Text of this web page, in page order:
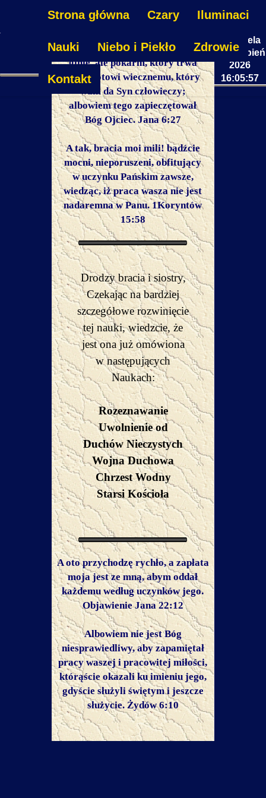
Strona główna Czary Iluminaci
Nauki Niebo i Piekło Zdrowie
Kontakt
Sprawujcież nie pokarm, który
ginie, ale pokarm, który trwa
ku żywotowi wiecznemu, który
wam da Syn człowieczy;
albowiem tego zapieczętował
Bóg Ojciec. Jana 6:27
A tak, bracia moi mili! bądźcie
mocni, nieporuszeni, obfitujący
w uczynku Pańskim zawsze,
wiedząc, iż praca wasza nie jest
nadaremna w Panu. 1Koryntów
15:58
Drodzy bracia i siostry,
Czekając na bardziej
szczegółowe rozwinięcie
tej nauki, wiedzcie, że
jest ona już omówiona
w następujących
Naukach:
Rozeznawanie
Uwolnienie od
Duchów Nieczystych
Wojna Duchowa
Chrzest Wodny
Starsi Kościoła
A oto przychodzę rychło, a zapłata
moja jest ze mną, abym oddał
każdemu według uczynków jego.
Objawienie Jana 22:12
Albowiem nie jest Bóg
niesprawiedliwy, aby zapamiętał
pracy waszej i pracowitej miłości,
którąście okazali ku imieniu jego,
gdyście służyli świętym i jeszcze
służycie. Żydów 6:10
Niedziela
09 Sierpień
2026
16:05:57